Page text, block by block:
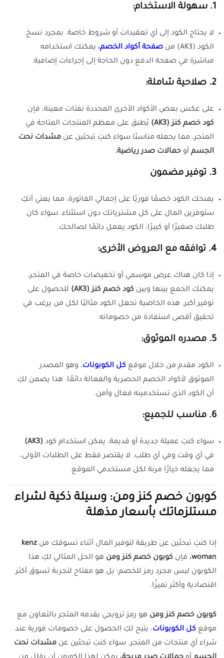
1. سهولة الاستخدام:
لا يحتاج الكود إلى أي تعقيدات أو شروط خاصة. بمجرد نسخ
الكود (AK3) من
صفحة أكواد الخصم، يمكنك استخدامه
مباشرة في صفحة الدفع دون الحاجة إلى إجراءات إضافية.
2. صلاحية شاملة:
على عكس بعض الأكواد الأخرى المحددة بفئات معينة، فإن
كود خصم كنز (AK3)
يُطبق على معظم المنتجات المتاحة في
المتجر، مما يجعله مناسبًا سواء كنتِ تبحثين عن مشدات نحت
الجسم أو حمالات صدر رياضية.
3. توفير مضمون
يمنحك الكود خصمًا فوريًا على إجمالي الفاتورة، مما يعني أنكِ
ستوفرين المال على كل مشترياتك دون استثناء. سواء كان
طلبك صغيرًا أو كبيرًا، الكود يعمل دائمًا لصالحك.
4. توافقه مع العروض الأخرى:
إذا كان هناك عرض موسمي أو تخفيضات خاصة في المتجر،
يمكنك الجمع بينها وبين كود خصم كنز (AK3)
للحصول على
توفير أكبر. هذه الخاصية تجعل الكود مثاليًا لكل من يرغب في
تحقيق أقصى استفادة من خصوماته.
5. مصدره الموثوق:
الكود مقدم من خلال موقع كل الكوبونات، وهو المصدر
الموثوق لأكواد الخصم الحصرية والفعالة دائمًا. هذا يضمن لكِ
أن الكود الذي تستخدمينه فعال وآمن.
6. مناسب للجميع:
سواء كنتِ عميلة جديدة أو قديمة، يمكن استخدام كود (AK3)
في أي وقت وفي أي طلب. لا يقتصر فقط على الطلبات الأولى،
مما يجعله خيارًا مرنة لكل مستخدمي الموقع.
كوبون خصم كنز ومن: وسيلة ذكية لشراء
مستلزماتك بأسعار مذهلة
إذا كنتِ تبحثين عن طريقة لتوفير المال أثناء تسوقك من kenz
woman، فإن كوبون خصم كنز ومن هو الحل المثالي لكِ هذا
الكوبون ليس مجرد رمز للخصم؛ بل هو مفتاح لتجربة تسوق أكثر
اقتصادية وأكثر تميزًا.
كوبون خصم كنز ومن هو رمز ترويجي يقدمه المتجر بالتعاون مع
موقع كل الكوبونات، يتيح لكِ الحصول على خصومات فورية عند
شراء أي منتجات من المتجر. سواء كنتِ تبحثين عن مشدات نحت